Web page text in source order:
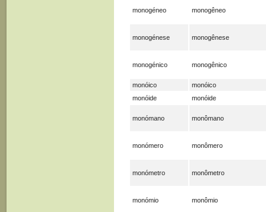
monogéneo monogêneo
monogénese monogênese
monogénico monogênico
monóico
monóico
monóide
monóide
monómano monômano
monómero monômero
monómetro monômetro
monómio monômio